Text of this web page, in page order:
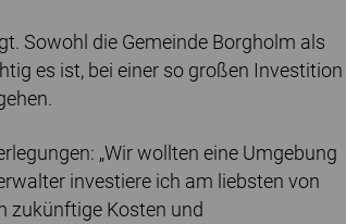
Sowohl die Gemeinde Borgholm als
es ist, bei einer so großen Investition
„Wir wollten eine Umgebung
investiere ich am liebsten von
zukünftige Kosten und